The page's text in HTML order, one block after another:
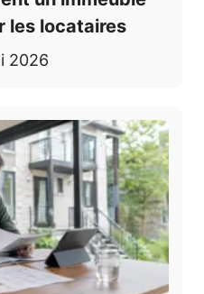
les locataires
2026